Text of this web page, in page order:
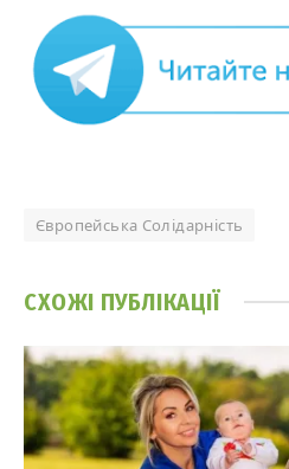
Європейська Солідарність
СХОЖІ ПУБЛІКАЦІЇ